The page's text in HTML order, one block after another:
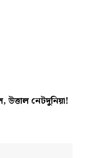
উত্তাল নেটদুনিয়া!